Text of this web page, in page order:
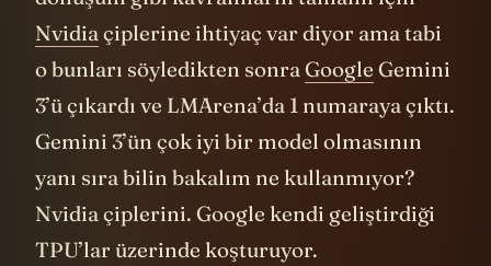
Nvidiaçiplerine ihtiyaç var diyor ama tabi
o bunları söyledikten sonraGoogle Gemini
3’ü çıkardı ve LMArena’da 1 numaraya çıktı.
Gemini 3’ün çok iyi bir model olmasının
yanı sıra bilin bakalım ne kullanmıyor?
Nvidia çiplerini. Google kendi geliştirdiği
TPU’lar üzerinde koşturuyor.